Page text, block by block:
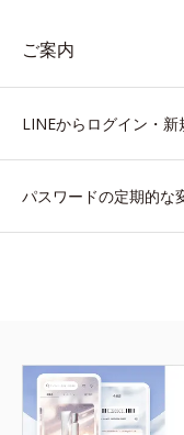
ご案内
LINEからログイン・
パスワードの定期的な